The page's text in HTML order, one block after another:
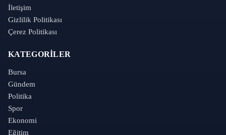
İletişim
Gizlilik Politikası
Çerez Politikası
KATEGORILER
Bursa
Gündem
Politika
Spor
Ekonomi
Eğitim